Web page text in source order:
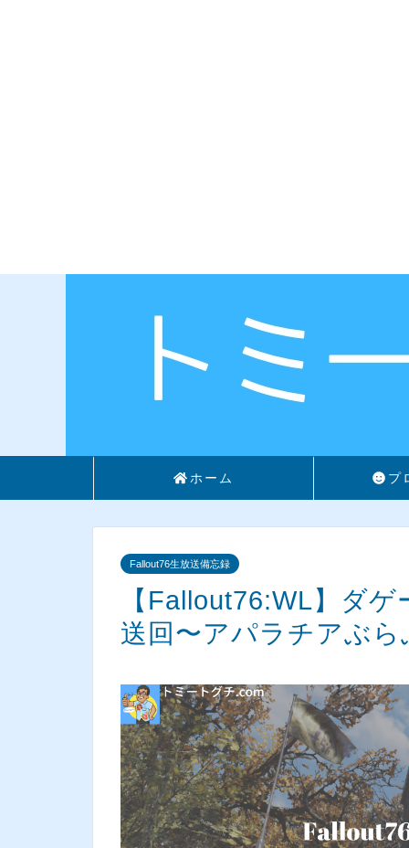
ホーム プ
Fallout76生放送備忘録
【Fallout76:WL】ダ
送回〜アパラチアぶ